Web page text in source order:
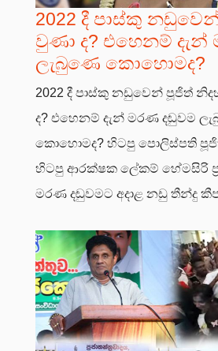
2022 දී පාස්කු
වුණා ද? එහෙනම් දැන්
ලැබුණෙ කොහොමද?
2022 දී පාස්කු නඩුවෙන් පූජිත්
ද? එහෙනම් දැන් මරණ දඬුවම
කොහොමද? හිටපු පොලිස්පති
හිටපු ආරක්ෂක ලේකම් හේමසිරි
මරණ දඬුවමට අදාළ නඩු තීන්දු